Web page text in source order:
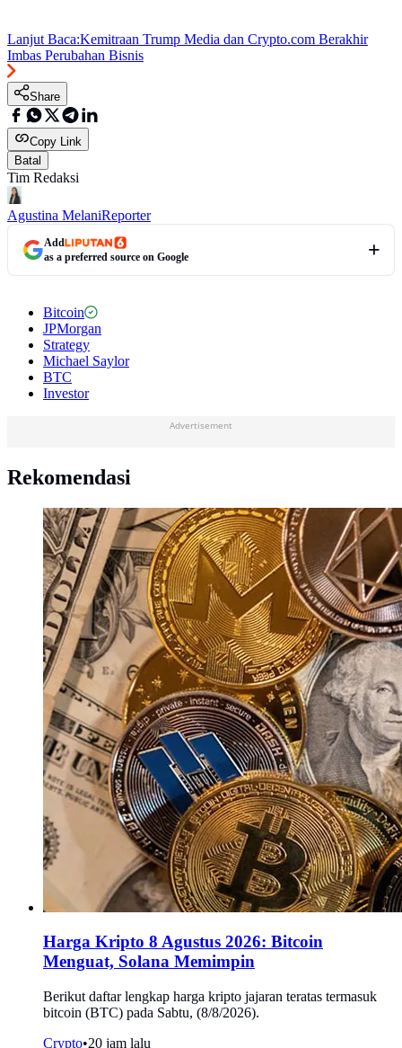
Lanjut Baca:Kemitraan Trump Media dan Crypto.com Berakhir
Imbas Perubahan Bisnis
Share
Copy Link
Batal
Tim Redaksi
Agustina MelaniReporter
Add
as a preferred source on Google
Bitcoin
JPMorgan
Strategy
Michael Saylor
BTC
Investor
Advertisement
Rekomendasi
Harga Kripto 8 Agustus 2026: Bitcoin
Menguat, Solana Memimpin
Berikut daftar lengkap harga kripto jajaran teratas termasuk
bitcoin (BTC) pada Sabtu, (8/8/2026).
Crypto•20 jam lalu